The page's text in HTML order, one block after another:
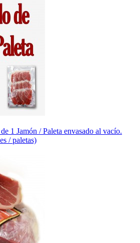
1 Jamón / Paleta envasado al vacío.
/ paletas)